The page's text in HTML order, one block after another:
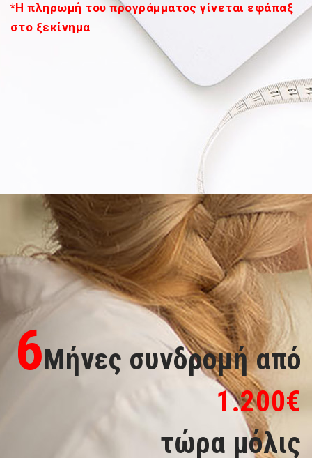
*Η πληρωμή του προγράμματος γίνεται εφάπαξ
στο ξεκίνημα
6Μήνες συνδρομή από
1.200€
τώρα μόλις